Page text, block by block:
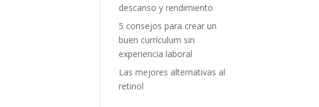
descanso y rendimiento
5 consejos para crear un
buen currículum sin
experiencia laboral
Las mejores alternativas al
retinol